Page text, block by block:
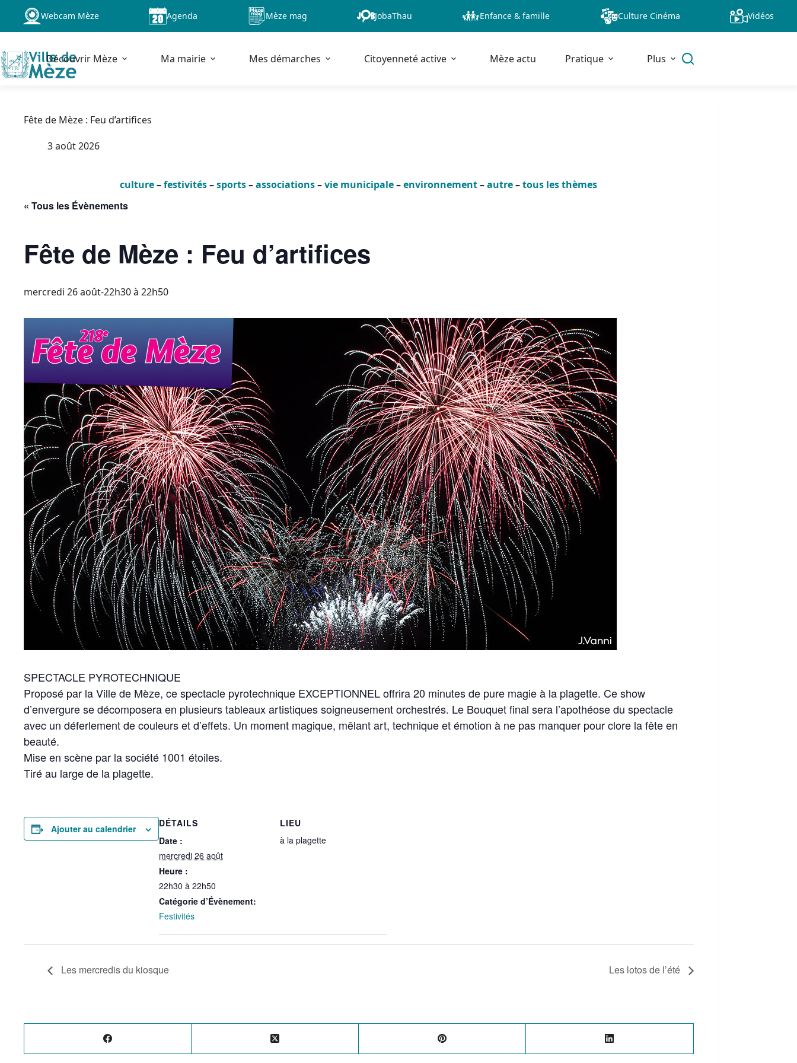
Passer
contenu
Webcam Mèze Agenda Mèze mag JobaThau Enfance & famille Culture Cinéma Vidéos
Découvrir Mèze Ma mairie Mes démarches Citoyenneté active Mèze actu Pratique Plus
Fête de Mèze : Feu d’artifices
3 août 2026
culture–festivités–sports–associations–vie municipale–environnement–autre–tous les thèmes
« Tous les Évènements
Fête de Mèze : Feu d’artifices
mercredi 26 août-22h30à 22h50
SPECTACLE PYROTECHNIQUE
Proposé par la Ville de Mèze, ce spectacle pyrotechnique EXCEPTIONNEL offrira 20 minutes de pure magie à la plagette. Ce show
d’envergure se décomposera en plusieurs tableaux artistiques soigneusement orchestrés. Le Bouquet final sera l’apothéose du spectacle
avec un déferlement de couleurs et d’effets. Un moment magique, mêlant art, technique et émotion à ne pas manquer pour clore la fête en
beauté.
Mise en scène par la société 1001 étoiles.
Tiré au large de la plagette.
Ajouter au calendrier
DÉTAILS
Date :
mercredi 26 août
Heure :
22h30 à 22h50
Catégorie d’Évènement:
Festivités
LIEU
à la plagette
Les mercredis du kiosque Les lotos de l’été